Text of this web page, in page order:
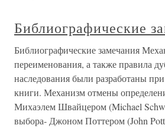
Библиографические
Библиографические замечания
переименования, а также правила
наследования были разработаны
книги. Механизм отмены
Михаэлем Швайцером (Michael
выбора- Джоном Поттером (John